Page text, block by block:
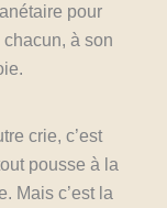
pour
à son
crie, c’est
pousse à la
Mais c’est la